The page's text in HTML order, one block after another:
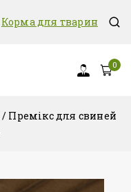
Корма для тварин
0
/ Премікс для свиней